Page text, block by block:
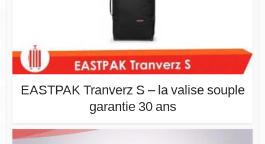
EASTPAK Tranverz S – la valise souple
garantie 30 ans